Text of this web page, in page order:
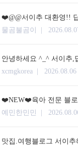
❤️@@서이추 대환영!!
물곰불곰이 |
안녕하세요 ^_^ 서이추,
xcmgkorea |
❤️NEW❤️육아 전문 블
예민한민민 |
맛집.여행블로그 서이